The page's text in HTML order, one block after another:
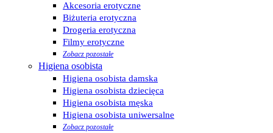
Akcesoria erotyczne
Biżuteria erotyczna
Drogeria erotyczna
Filmy erotyczne
Zobacz pozostałe
Higiena osobista
Higiena osobista damska
Higiena osobista dziecięca
Higiena osobista męska
Higiena osobista uniwersalne
Zobacz pozostałe